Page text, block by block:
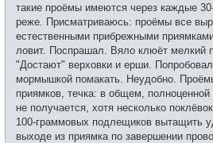
такие проёмы имеются через каждые
реже. Присматриваюсь: проёмы все
естественными прибрежными
ловит. Поспрашал. Вяло клюёт мелкий
"Достают" верховки и ерши.
мормышкой помакать. Неудобно.
приямков, течка: в общем,
не получается, хотя несколько
100-граммовых подлещиков вытащить
выходе из приямка по завершении